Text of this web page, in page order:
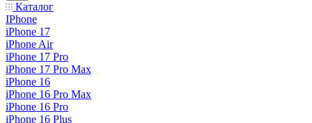
Каталог
IPhone
iPhone 17
iPhone Air
iPhone 17 Pro
iPhone 17 Pro Max
iPhone 16
iPhone 16 Pro Max
iPhone 16 Pro
iPhone 16 Plus